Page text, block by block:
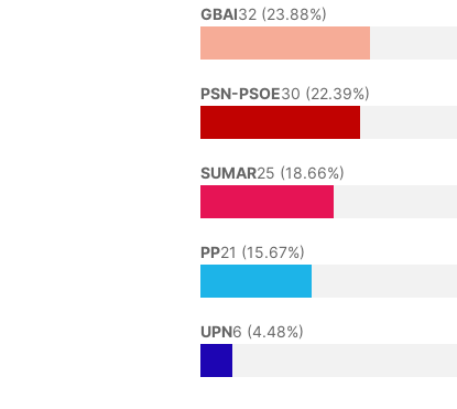
GBAI32 (23.88%)
PSN-PSOE30 (22.39%)
SUMAR25 (18.66%)
PP21 (15.67%)
UPN6 (4.48%)